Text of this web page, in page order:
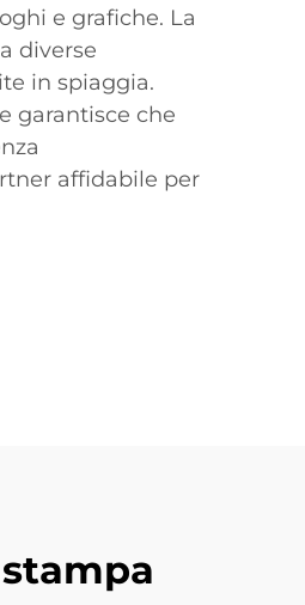
e grafiche. La
diverse
in spiaggia.
garantisce che
affidabile per